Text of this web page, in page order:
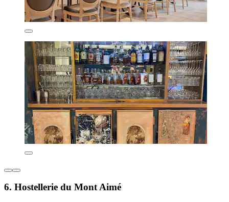
6. Hostellerie du Mont Aimé